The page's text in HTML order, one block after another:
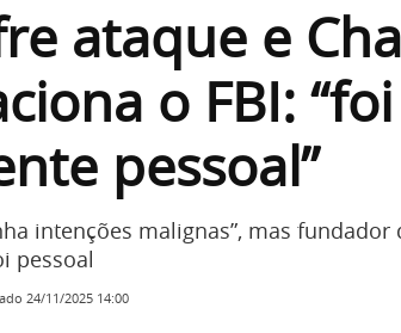
ataque e
o FBI: “foi
pessoal”
intenções malignas”, mas fundador
pessoal
24/11/2025 14:00